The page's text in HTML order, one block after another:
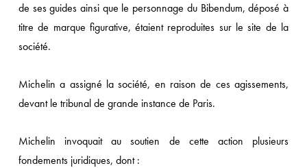
de ses guides ainsi que le personnage du Bibendum, déposé à
titre de marque figurative, étaient reproduites sur le site de la
société.
Michelin a assigné la société, en raison de ces agissements,
devant le tribunal de grande instance de Paris.
Michelin invoquait au soutien de cette action plusieurs
fondements juridiques, dont :